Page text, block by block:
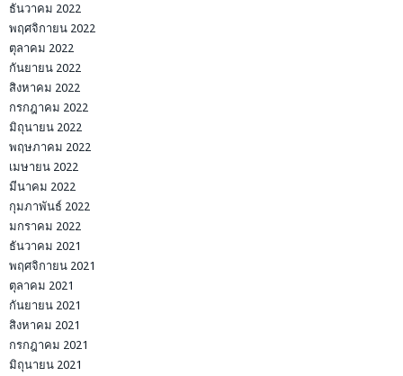
ธันวาคม 2022
พฤศจิกายน 2022
ตุลาคม 2022
กันยายน 2022
สิงหาคม 2022
กรกฎาคม 2022
มิถุนายน 2022
พฤษภาคม 2022
เมษายน 2022
มีนาคม 2022
กุมภาพันธ์ 2022
มกราคม 2022
ธันวาคม 2021
พฤศจิกายน 2021
ตุลาคม 2021
กันยายน 2021
สิงหาคม 2021
กรกฎาคม 2021
มิถุนายน 2021